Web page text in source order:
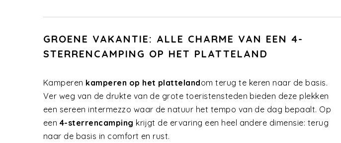
GROENE VAKANTIE: ALLE CHARME VAN EEN 4-
STERRENCAMPING OP HET PLATTELAND
Kamperen kamperen op het plattelandom terug te keren naar de basis.
Ver weg van de drukte van de grote toeristensteden bieden deze plekken
een sereen intermezzo waar de natuur het tempo van de dag bepaalt. Op
een 4-sterrencamping krijgt de ervaring een heel andere dimensie: terug
naar de basis in comfort en rust.